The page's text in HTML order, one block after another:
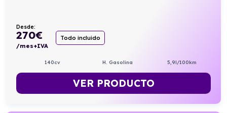
Desde:
270€
/mes+IVA
Todo incluido
140cv H. Gasolina 5,9l/100km
VER PRODUCTO